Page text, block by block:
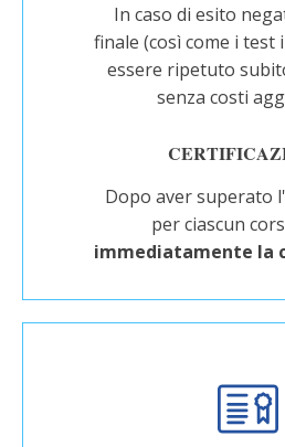
In caso di esito
finale (così come i test
essere ripetuto
senza costi
Dopo aver superato
per ciascun
immediatamente la